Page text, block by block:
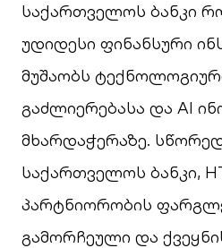
საქართველოს ბანკი
უდიდესი ფინანსური
მუშაობს
გაძლიერებასა და AI
მხარდაჭერაზე.
საქართველოს ბანკი,
პარტნიორობის
გამორჩეული და